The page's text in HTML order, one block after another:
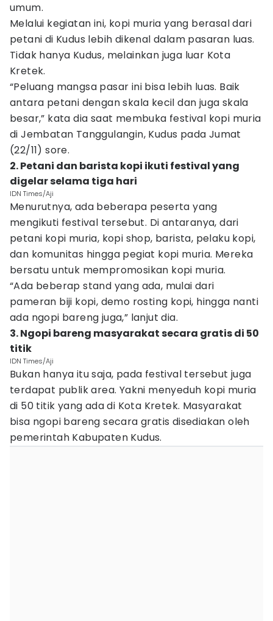
umum.
Melalui kegiatan ini, kopi muria yang berasal dari
petani di Kudus lebih dikenal dalam pasaran luas.
Tidak hanya Kudus, melainkan juga luar Kota
Kretek.
“Peluang mangsa pasar ini bisa lebih luas. Baik
antara petani dengan skala kecil dan juga skala
besar,” kata dia saat membuka festival kopi muria
di Jembatan Tanggulangin, Kudus pada Jumat
(22/11) sore.
2. Petani dan barista kopi ikuti festival yang
digelar selama tiga hari
IDN Times/Aji
Menurutnya, ada beberapa peserta yang
mengikuti festival tersebut. Di antaranya, dari
petani kopi muria, kopi shop, barista, pelaku kopi,
dan komunitas hingga pegiat kopi muria. Mereka
bersatu untuk mempromosikan kopi muria.
“Ada beberap stand yang ada, mulai dari
pameran biji kopi, demo rosting kopi, hingga nanti
ada ngopi bareng juga,” lanjut dia.
3. Ngopi bareng masyarakat secara gratis di 50
titik
IDN Times/Aji
Bukan hanya itu saja, pada festival tersebut juga
terdapat publik area. Yakni menyeduh kopi muria
di 50 titik yang ada di Kota Kretek. Masyarakat
bisa ngopi bareng secara gratis disediakan oleh
pemerintah Kabupaten Kudus.